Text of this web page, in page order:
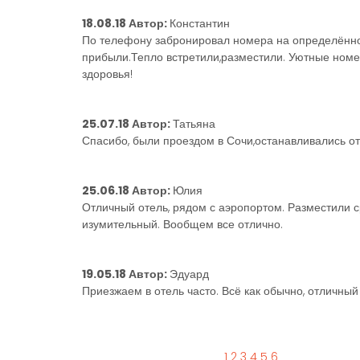
18.08.18 Автор: Константин
По телефону забронировал номера на
прибыли.Тепло встретили,разместили. Уютные
здоровья!
25.07.18 Автор:Татьяна
Спасибо, были проездом в Сочи,останавливались
25.06.18 Автор: Юлия
Отличный отель, рядом с аэропортом.
изумительный. Вообщем все отлично.
19.05.18 Автор: Эдуард
Приезжаем в отель часто. Всё как обычно,
1 2 3 4 5 6